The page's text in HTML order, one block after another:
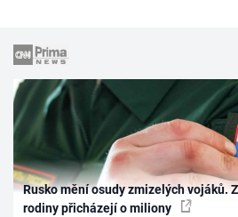
Rusko mění osudy zmizelých vojáků.
rodiny přicházejí o miliony